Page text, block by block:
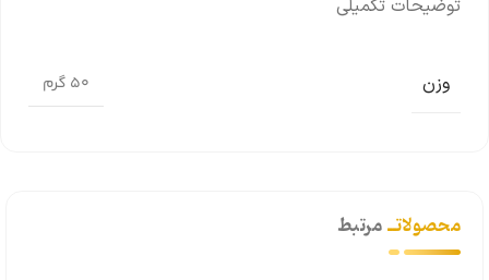
توضیحات تکمیلی
وزن 50 گرم
محصولاتــمرتبط